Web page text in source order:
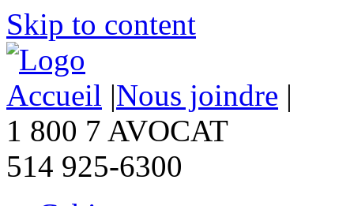
Skip to content
Accueil |Nous joindre |
1 800 7 AVOCAT
514 925-6300